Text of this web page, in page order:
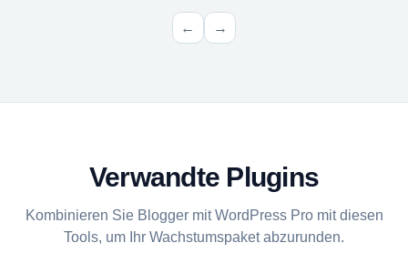
← →
Verwandte Plugins
Kombinieren Sie Blogger mit WordPress Pro mit diesen
Tools, um Ihr Wachstumspaket abzurunden.